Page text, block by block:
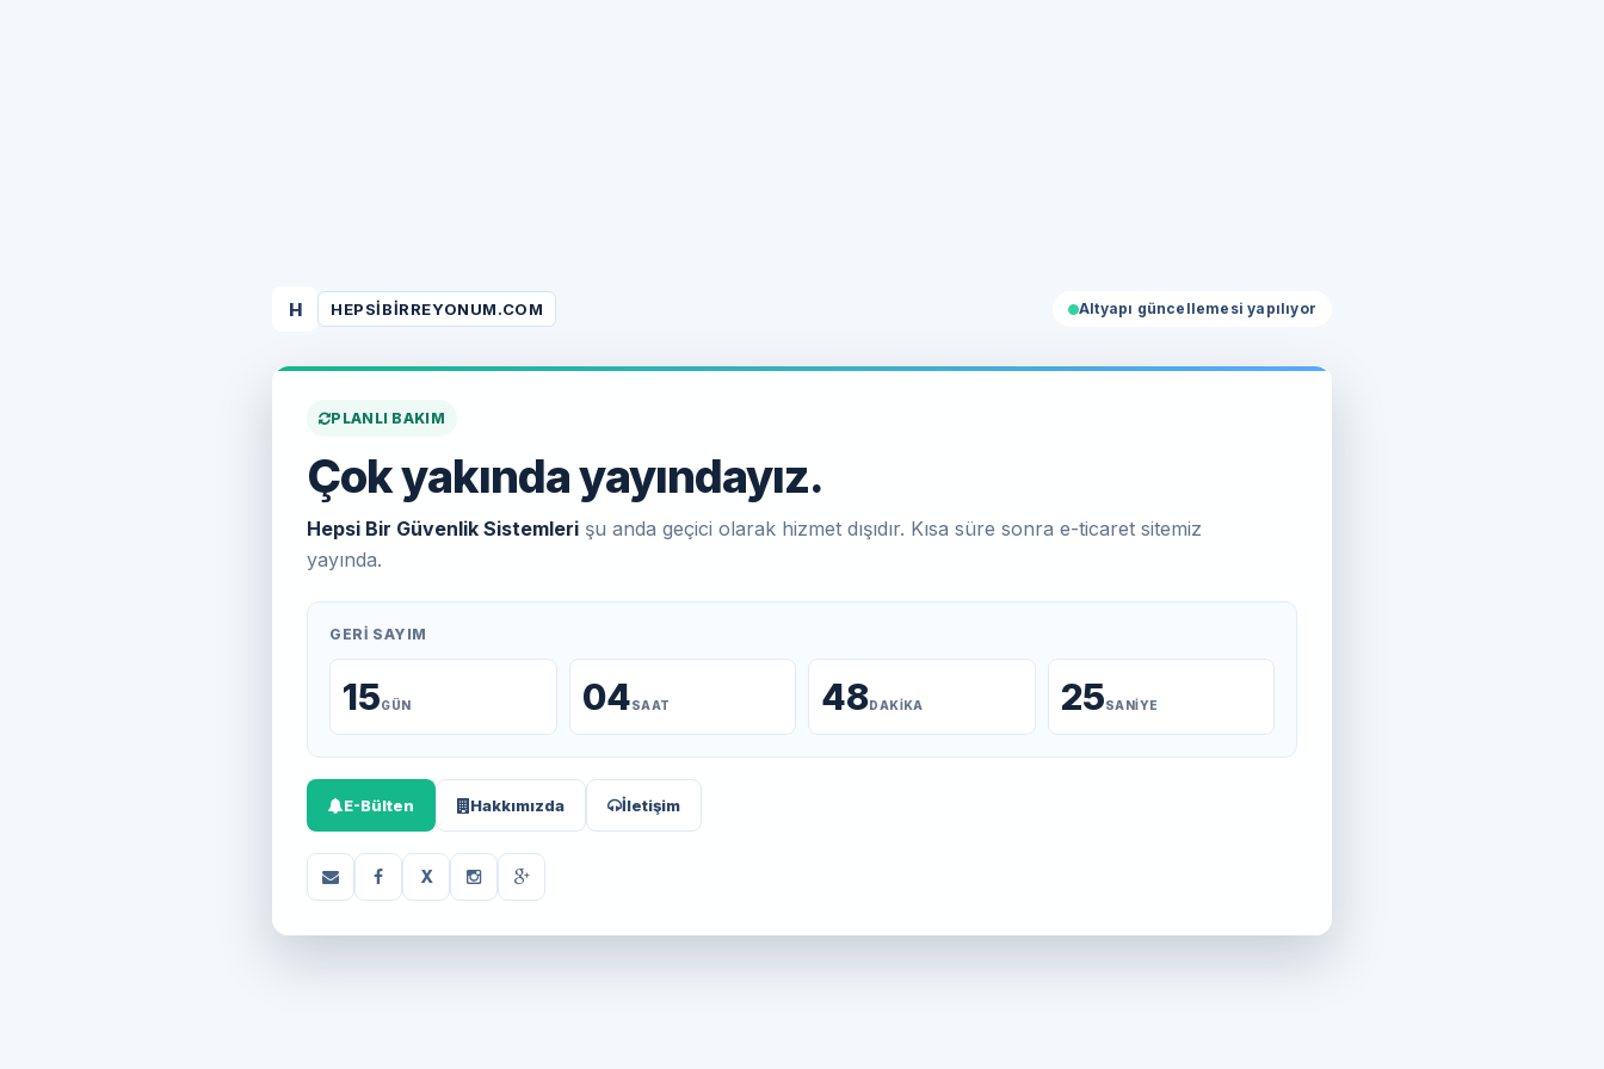
H HEPSIBIRREYONUM.COM Altyapı güncellemesi yapılıyor
PLANLI BAKIM
Çok yakında yayındayız.
Hepsi Bir Güvenlik Sistemleri şu anda geçici olarak hizmet dışıdır. Kısa süre sonra e-ticaret sitemiz
yayında.
GERI SAYIM
15GÜN 04SAAT 48DAKIKA 25SANIYE
E-Bülten Hakkımızda İletişim
X